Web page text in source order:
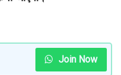
Join Now